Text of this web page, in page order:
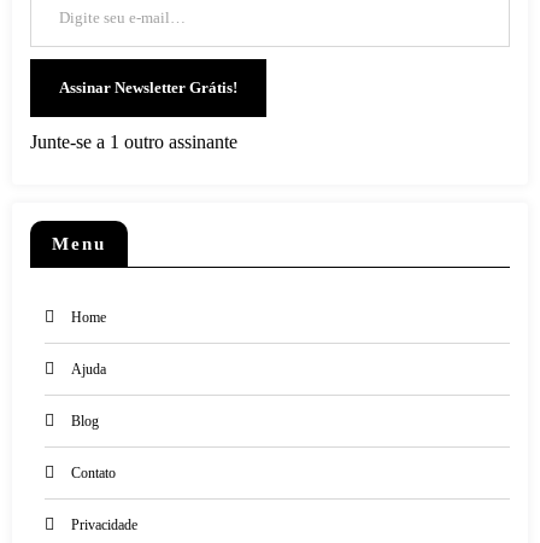
Assinar Newsletter Grátis!
Junte-se a 1 outro assinante
Menu
Home
Ajuda
Blog
Contato
Privacidade